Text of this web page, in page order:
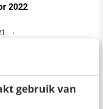
gebruik van
2022